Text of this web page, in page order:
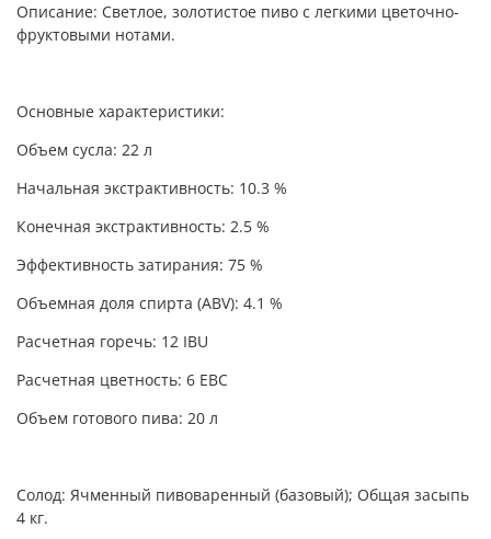
Описание: Светлое, золотистое пиво с легкими цветочно-
фруктовыми нотами.
Основные характеристики:
Объем сусла: 22 л
Начальная экстрактивность: 10.3 %
Конечная экстрактивность: 2.5 %
Эффективность затирания: 75 %
Объемная доля спирта (ABV): 4.1 %
Расчетная горечь: 12 IBU
Расчетная цветность: 6 EBC
Объем готового пива: 20 л
Солод: Ячменный пивоваренный (базовый); Общая засыпь
4 кг.